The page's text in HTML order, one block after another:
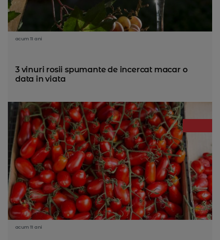
acum 11 ani
3 vinuri rosii spumante de incercat macar o
data in viata
acum 11 ani